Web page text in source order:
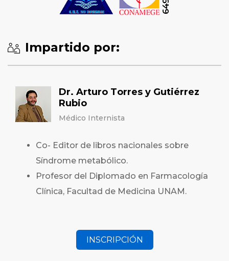
Impartido por:
Dr. Arturo Torres y Gutiérrez
Rubio
Médico Internista
Co- Editor de libros nacionales sobre
Síndrome metabólico.
Profesor del Diplomado en Farmacología
Clínica, Facultad de Medicina UNAM.
INSCRIPCIÓN